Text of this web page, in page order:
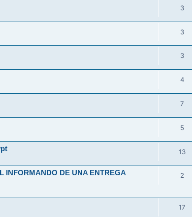
3
3
3
4
7
5
13
INFORMANDO DE UNA ENTREGA
2
17